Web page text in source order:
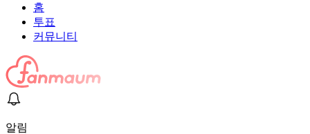
홈
투표
커뮤니티
알림